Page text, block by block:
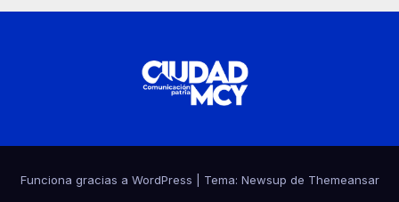
Funciona gracias a WordPress Tema: Newsup de Themeansar